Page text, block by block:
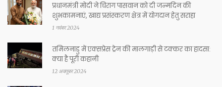
प्रधानमंत्री मोदी ने चिराग पासवान को दी जन्मदिन की
शुभकामनाएं, खाद्य प्रसंस्करण क्षेत्र में योगदान हेतु सराहा
1 नवंबर 2024
तमिलनाडु में एक्सप्रेस ट्रेन की मालगाड़ी से टक्कर का हादसा:
क्या है पूरी कहानी
12 अक्तूबर 2024